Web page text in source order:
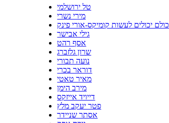
טל ירושלמי
מירי נשרי
כולם יכולים לעשות קומיקס-אורי פינק
גילי אבישר
אסף רהט
שרון גלזברג
נועה תבורי
דוראר בכרי
מאיר טאטי
מירב הימן
דייויד אייזקס
פטר יעקב מלץ
אסתר שניידר